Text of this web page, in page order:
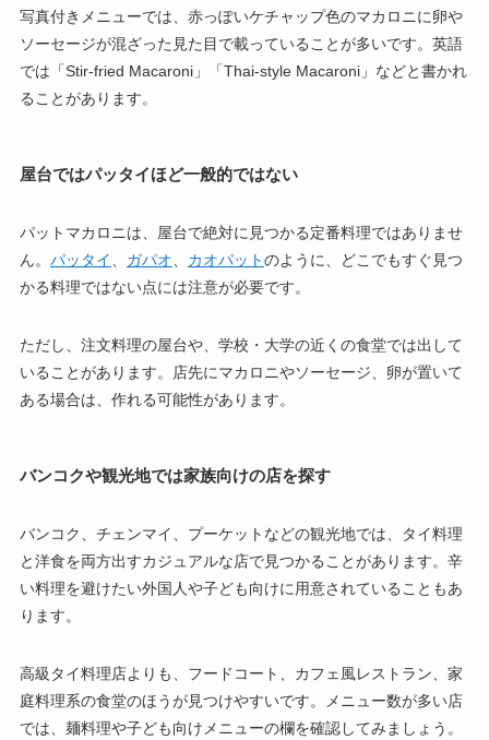
写真付きメニューでは、赤っぽいケチャップ色のマカロニに卵や
ソーセージが混ざった見た目で載っていることが多いです。英語
では「Stir-fried Macaroni」「Thai-style Macaroni」などと書かれ
ることがあります。
屋台ではパッタイほど一般的ではない
パットマカロニは、屋台で絶対に見つかる定番料理ではありませ
ん。 パッタイ ガパオ カオパットのように、どこでもすぐ見つ
かる料理ではない点には注意が必要です。
ただし、注文料理の屋台や、学校・大学の近くの食堂では出して
いることがあります。店先にマカロニやソーセージ、卵が置いて
ある場合は、作れる可能性があります。
バンコクや観光地では家族向けの店を探す
バンコク、チェンマイ、プーケットなどの観光地では、タイ料理
と洋食を両方出すカジュアルな店で見つかることがあります。辛
い料理を避けたい外国人や子ども向けに用意されていることもあ
ります。
高級タイ料理店よりも、フードコート、カフェ風レストラン、家
庭料理系の食堂のほうが見つけやすいです。メニュー数が多い店
では、麺料理や子ども向けメニューの欄を確認してみましょう。